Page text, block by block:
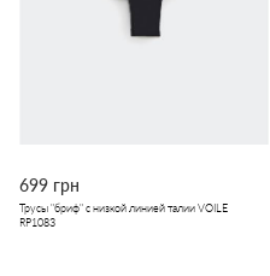
699 грн
Трусы "бриф" с низкой линией талии VOILE
RP1083